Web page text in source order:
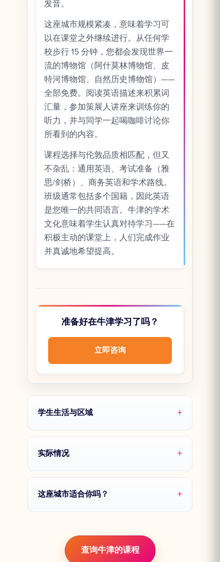
发音。
这座城市规模紧凑，意味着学习可
以在课堂之外继续进行。从任何学
校步行 15 分钟，您都会发现世界一
流的博物馆（阿什莫林博物馆、皮
特河博物馆、自然历史博物馆）——
全部免费。阅读英语描述来积累词
汇量，参加策展人讲座来训练你的
听力，并与同学一起喝咖啡讨论你
所看到的内容。
课程选择与伦敦品质相匹配，但又
不杂乱：通用英语、考试准备（雅
思/剑桥）、商务英语和学术路线。
班级通常包括多个国籍，因此英语
是您唯一的共同语言。牛津的学术
文化意味着学生认真对待学习——在
积极主动的课堂上，人们完成作业
并真诚地希望提高。
准备好在牛津学习了吗？
立即咨询
学生生活与区域
实际情况
这座城市适合你吗？
查询牛津的课程